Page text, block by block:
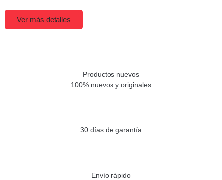
Ver más detalles
Productos nuevos
100% nuevos y originales
30 días de garantía
Envío rápido